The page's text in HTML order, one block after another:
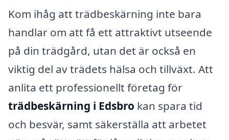
Kom ihåg att trädbeskärning inte bara
handlar om att få ett attraktivt utseende
på din trädgård, utan det är också en
viktig del av trädets hälsa och tillväxt. Att
anlita ett professionellt företag för
trädbeskärning i Edsbro kan spara tid
och besvär, samt säkerställa att arbetet